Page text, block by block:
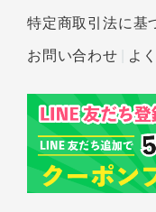
特定商取引法に基
お問い合わせ よ